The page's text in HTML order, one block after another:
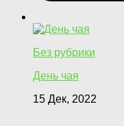
Без рубрики
День чая
15 Дек, 2022